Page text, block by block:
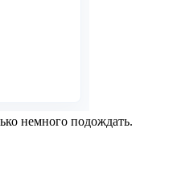
немного подождать.